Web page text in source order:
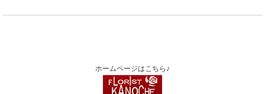
ホームページはこちら♪